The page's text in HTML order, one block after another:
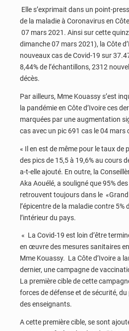
Elle s’exprimait dans un point-
de la maladie à Coronavirus en
07 mars 2021. Ainsi sur cette
dimanche 07 mars 2021), la Côte
nouveaux cas de Covid-19 sur
8,44% de l’échantillons, 2312
décès.
Par ailleurs, Mme Kouassy s’est
la pandémie en Côte d’Ivoire ces
marquées par une augmentation
cas avec un pic 691 cas le 04 mars
« Il en est de même pour le taux de
des pics de 15,5 à 19,6% au cours
a-t-elle ajouté. En outre, la
Aka Aouélé, a souligné que 95%
retrouvent toujours dans le
l’épicentre de la maladie contre 5%
l’intérieur du pays.
« La Covid-19 est loin d’être
en œuvre des mesures sanitaires
Mme Kouassy. La Côte d’Ivoire a
dernier, une campagne de
La première cible de cette
forces de défense et de sécurité,
des enseignants.
A cette première cible, se sont